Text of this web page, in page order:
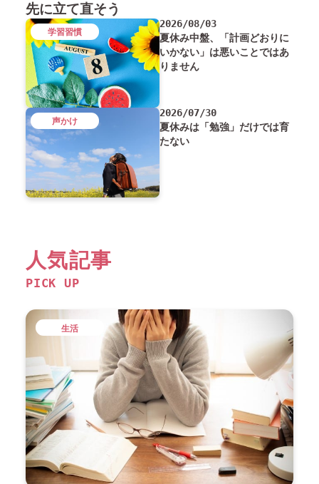
先に立て直そう
2026/08/03
夏休み中盤、「計画どおりに
いかない」は悪いことではあ
りません
学習習慣
2026/07/30
夏休みは「勉強」だけでは育
たない
声かけ
人気記事
PICK UP
生活